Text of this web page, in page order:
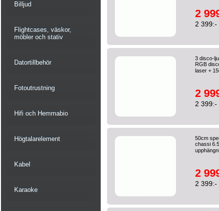
Billjud
Flightcases, väskor,
möbler och stativ
Datortillbehör
Fotoutrustning
Hifi och Hemmabio
Högtalarelement
Kabel
Karaoke
2
2 399:-
3 disco-
RGB
laser +
2
2 399:-
50cm
chassi
2
2 399:-